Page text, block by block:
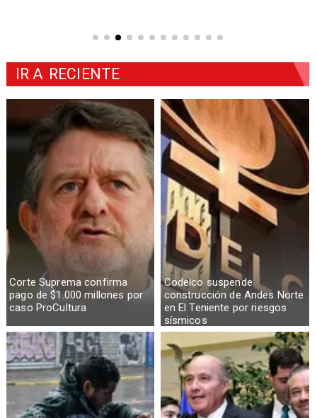
Corte Suprema confirma
pago de $1.000 millones por
caso ProCultura
Codelco suspende
construcción de Andes Norte
en El Teniente por riesgos
sísmicos
IR A RECIENTE